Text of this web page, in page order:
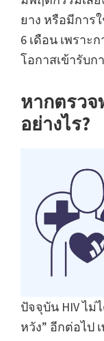
ยาง หรือมีการ
6 เดือน เพราะ
โอกาสเข้ารับก
หากตรวจ
อย่างไร?
ปัจจุบัน HIV ไ
หวัง” อีกต่อไป